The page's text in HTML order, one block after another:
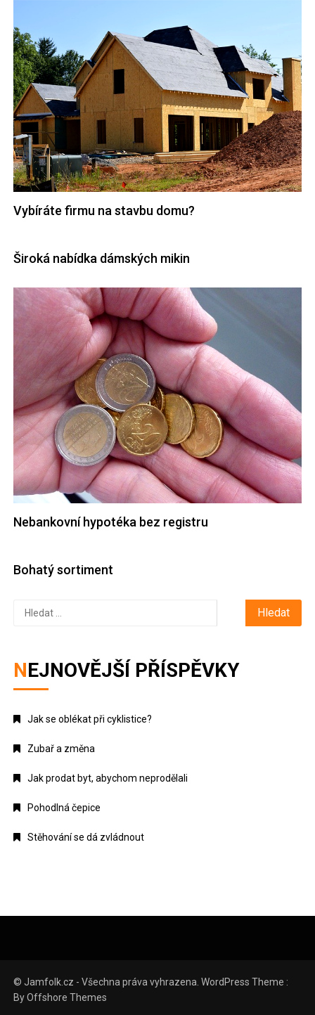
Vybíráte firmu na stavbu domu?
Široká nabídka dámských mikin
Nebankovní hypotéka bez registru
Bohatý sortiment
Vyhledávání
NEJNOVĚJŠÍ PŘÍSPĚVKY
Jak se oblékat při cyklistice?
Zubař a změna
Jak prodat byt, abychom neprodělali
Pohodlná čepice
Stěhování se dá zvládnout
© Jamfolk.cz - Všechna práva vyhrazena. WordPress Theme :
ByOffshore Themes